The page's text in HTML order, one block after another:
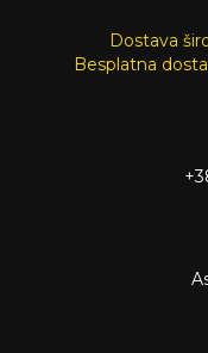
Dostava
Besplatna